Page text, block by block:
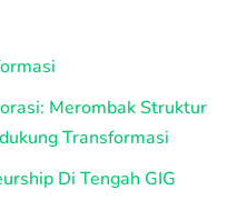
Merombak Struktur
Transformasi
Di Tengah GIG